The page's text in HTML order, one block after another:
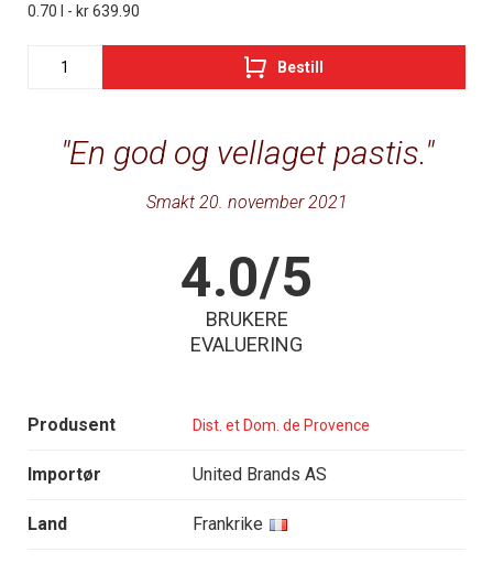
En god og vellaget pastis.
Smakt 20. november 2021
4.0/5
BRUKERE
EVALUERING
Produsent Dist. et Dom. de Provence
Importør United Brands AS
Land Frankrike
0.70 l - kr 639.90
Bestill